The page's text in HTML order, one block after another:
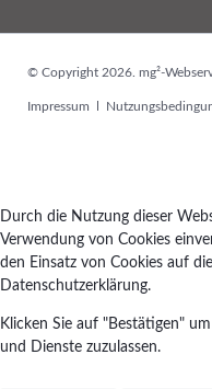
© Copyright 2026. mg²-
Navigation
Impressum
Durch die Nutzung dieser
Verwendung von Cookies
den Einsatz von Cookies auf
Datenschutzerklärung.
Klicken Sie auf "Bestätigen"
und Dienste zuzulassen.